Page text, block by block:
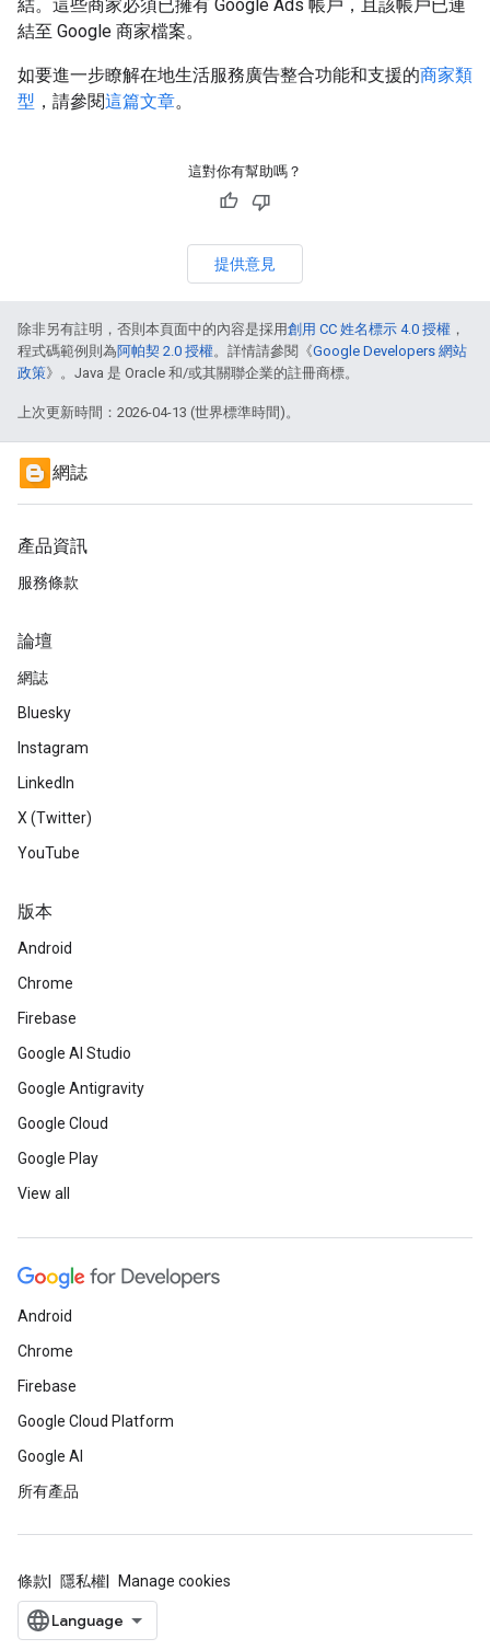
結。這些商家必須已擁有 Google Ads 帳戶，且該帳戶已連
結至 Google 商家檔案。
如要進一步瞭解在地生活服務廣告整合功能和支援的商家類
型 ，請參閱這篇文章。
這對你有幫助嗎？
提供意見
除非另有註明，否則本頁面中的內容是採用創用 CC 姓名標示 4.0 授權 ，
程式碼範例則為阿帕契 2.0 授權。詳情請參閱《Google Developers 網站
政策》。Java 是 Oracle 和/或其關聯企業的註冊商標。
上次更新時間：2026-04-13 (世界標準時間)。
網誌
產品資訊
服務條款
論壇
網誌
Bluesky
Instagram
LinkedIn
X (Twitter)
YouTube
版本
Android
Chrome
Firebase
Google AI Studio
Google Antigravity
Google Cloud
Google Play
View all
Android
Chrome
Firebase
Google Cloud Platform
Google AI
所有產品
條款 隱私權 Manage cookies